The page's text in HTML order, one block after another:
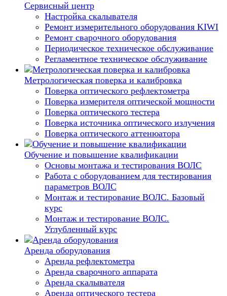
Сервисный центр
Настройка скалывателя
Ремонт измерительного оборудования KIWI
Ремонт сварочного оборудования
Периодическое техническое обслуживание
Регламентное техническое обслуживание
Метрологическая поверка и калибровка
Поверка оптического рефлектометра
Поверка измерителя оптической мощности
Поверка оптического тестера
Поверка источника оптического излучения
Поверка оптического аттенюатора
Обучение и повышение квалификации
Основы монтажа и тестирования ВОЛС
Работа с оборудованием для тестирования
параметров ВОЛС
Монтаж и тестирование ВОЛС. Базовый
курс
Монтаж и тестирование ВОЛС.
Углубленный курс
Аренда оборудования
Аренда рефлектометра
Аренда сварочного аппарата
Аренда скалывателя
Аренда оптического тестера